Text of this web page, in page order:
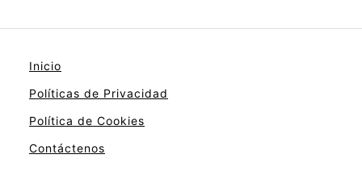
Inicio
Políticas de Privacidad
Política de Cookies
Contáctenos